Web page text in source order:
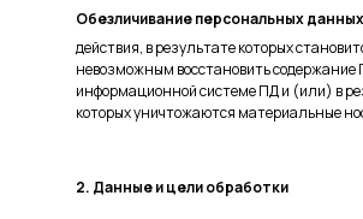
Обезличивание персональных данных
действия, в результате которых
невозможным восстановить содержание
информационной системе ПД и (или) в
которых уничтожаются материальные
2. Данные и цели обработки